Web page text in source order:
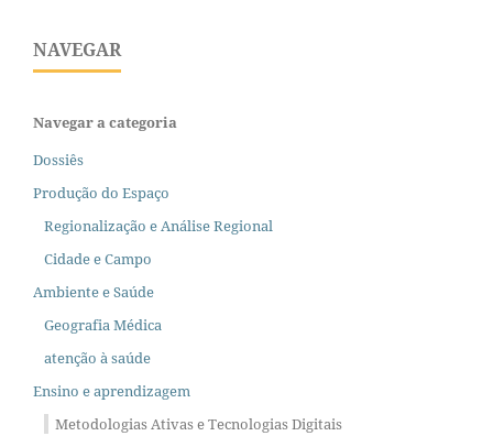
NAVEGAR
Navegar a categoria
Dossiês
Produção do Espaço
Regionalização e Análise Regional
Cidade e Campo
Ambiente e Saúde
Geografia Médica
atenção à saúde
Ensino e aprendizagem
Metodologias Ativas e Tecnologias Digitais